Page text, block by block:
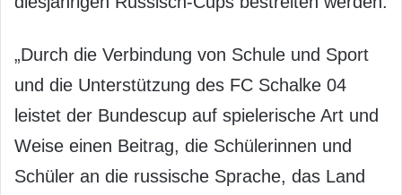
„Durch die Verbindung von Schule und Sport
und die Unterstützung des FC Schalke 04
leistet der Bundescup auf spielerische Art und
Weise einen Beitrag, die Schülerinnen und
Schüler an die russische Sprache, das Land